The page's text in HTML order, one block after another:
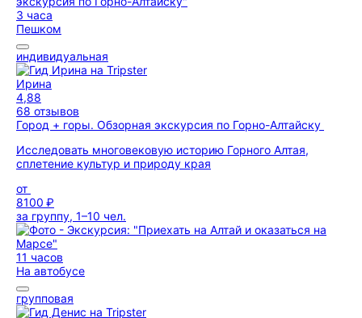
3 часа
Пешком
индивидуальная
Ирина
4,88
68 отзывов
Город + горы. Обзорная экскурсия по Горно-Алтайску
Исследовать многовековую историю Горного Алтая,
сплетение культур и природу края
от
8100 ₽
за группу, 1–10 чел.
11 часов
На автобусе
групповая